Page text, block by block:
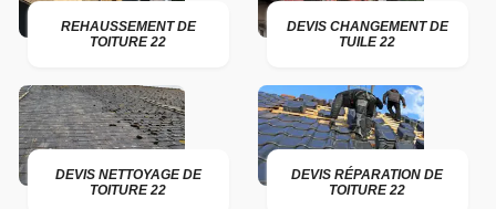
REHAUSSEMENT DE
TOITURE 22
DEVIS CHANGEMENT DE
TUILE 22
DEVIS NETTOYAGE DE
TOITURE 22
DEVIS RÉPARATION DE
TOITURE 22